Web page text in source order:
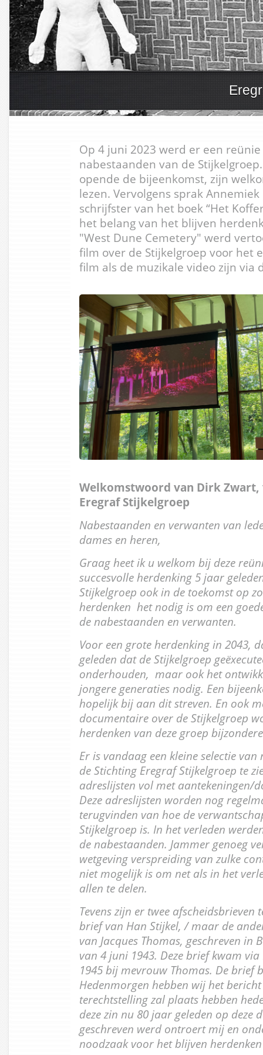
Op 4 juni 2023 werd er een
nabestaanden van de
opende de bijeenkomst, zijn
lezen. Vervolgens sprak
schrijfster van het boek “Het
het belang van het blijven
"West Dune Cemetery" werd
film over de Stijkelgroep voor het
film als de muzikale video zijn via
Welkomstwoord van Dirk
Eregraf Stijkelgroep
Nabestaanden en verwanten van
dames en heren,
Graag heet ik u welkom bij deze
succesvolle herdenking 5 jaar
Stijkelgroep ook in de toekomst op
herdenken het nodig is om een
de nabestaanden en verwanten.
Voor een grote herdenking in 2043,
geleden dat de Stijkelgroep
onderhouden, maar ook het
jongere generaties nodig. Een
hopelijk bij aan dit streven. En ook
documentaire over de Stijkelgroep
herdenken van deze groep
Er is vandaag een kleine selectie
de Stichting Eregraf Stijkelgroep te
adreslijsten vol met aantekeningen/
Deze adreslijsten worden nog
terugvinden van hoe de
Stijkelgroep is. In het verleden
de nabestaanden. Jammer genoeg
wetgeving verspreiding van zulke
niet mogelijk is om net als in het
allen te delen.
Tevens zijn er twee afscheidsbrieven
brief van Han Stijkel, / maar de
van Jacques Thomas, geschreven in
van 4 juni 1943. Deze brief kwam
1945 bij mevrouw Thomas. De brief
Hedenmorgen hebben wij het
terechtstelling zal plaats hebben
deze zin nu 80 jaar geleden op deze
geschreven werd ontroert mij en
noodzaak voor het blijven